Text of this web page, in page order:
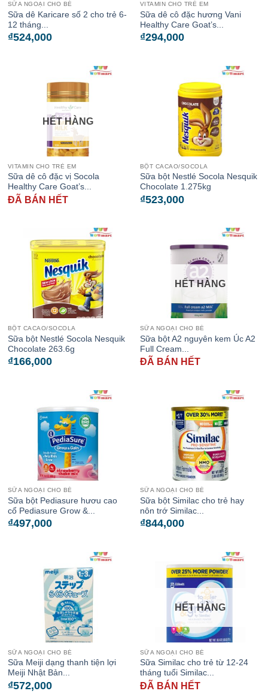
SỮA NGOẠI CHO BÉ
Sữa dê Karicare số 2 cho trẻ 6-
12 tháng...
₫524,000
VITAMIN CHO TRẺ EM
Sữa dê cô đặc hương Vani
Healthy Care Goat’s...
₫294,000
HẾT HÀNG
VITAMIN CHO TRẺ EM
Sữa dê cô đặc vị Socola
Healthy Care Goat’s...
ĐÃ BÁN HẾT
BỘT CACAO/SOCOLA
Sữa bột Nestlé Socola Nesquik
Chocolate 1.275kg
₫523,000
BỘT CACAO/SOCOLA
Sữa bột Nestlé Socola Nesquik
Chocolate 263.6g
₫166,000
HẾT HÀNG
SỮA NGOẠI CHO BÉ
Sữa bột A2 nguyên kem Úc A2
Full Cream...
ĐÃ BÁN HẾT
SỮA NGOẠI CHO BÉ
Sữa bột Pediasure hươu cao
cổ Pediasure Grow &...
₫497,000
SỮA NGOẠI CHO BÉ
Sữa bột Similac cho trẻ hay
nôn trớ Similac...
₫844,000
SỮA NGOẠI CHO BÉ
Sữa Meiji dạng thanh tiện lợi
Meiji Nhật Bản...
₫572,000
HẾT HÀNG
SỮA NGOẠI CHO BÉ
Sữa Similac cho trẻ từ 12-24
tháng tuổi Similac...
ĐÃ BÁN HẾT